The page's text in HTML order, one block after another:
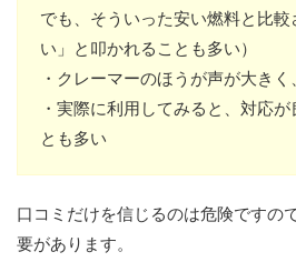
でも、そういった安い燃料と比
い」と叩かれることも多い）
・クレーマーのほうが声が大き
・実際に利用してみると、対応
とも多い
口コミだけを信じるのは危険ですの
要があります。